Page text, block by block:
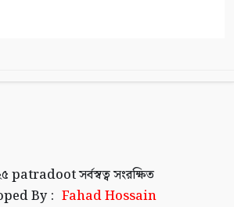
patradootসর্বস্বত্ব সংরক্ষিত
By : Fahad Hossain